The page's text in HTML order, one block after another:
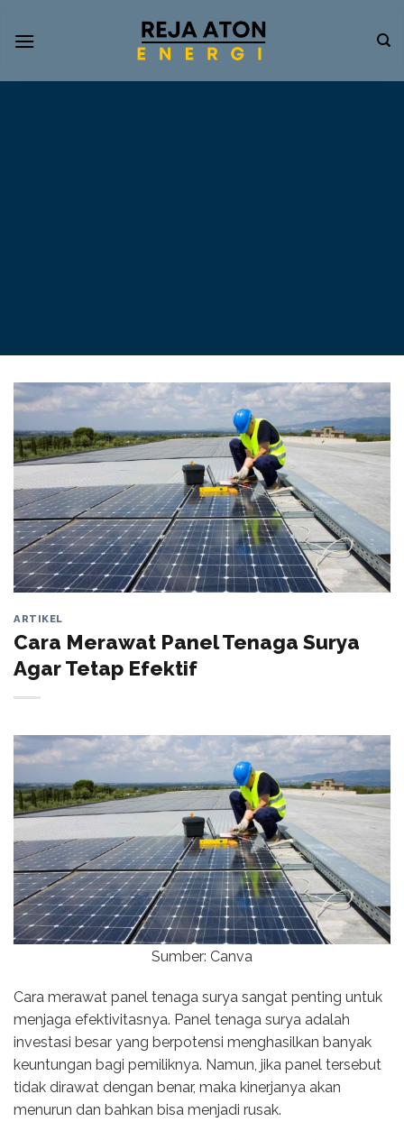
Informasi
ARTIKEL
Cara Merawat Panel Tenaga Surya
Agar Tetap Efektif
Sumber: Canva
Cara merawat panel tenaga surya sangat penting untuk
menjaga efektivitasnya. Panel tenaga surya adalah
investasi besar yang berpotensi menghasilkan banyak
keuntungan bagi pemiliknya. Namun, jika panel tersebut
tidak dirawat dengan benar, maka kinerjanya akan
menurun dan bahkan bisa menjadi rusak.